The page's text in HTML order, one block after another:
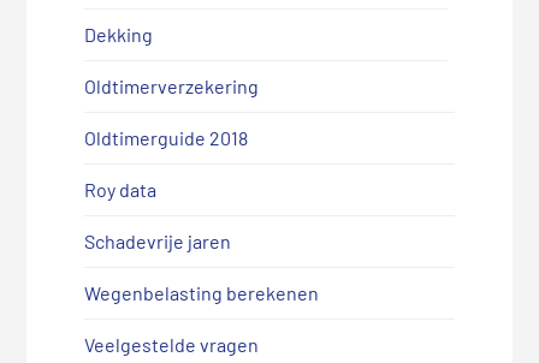
Dekking
Oldtimerverzekering
Oldtimerguide 2018
Roy data
Schadevrije jaren
Wegenbelasting berekenen
Veelgestelde vragen